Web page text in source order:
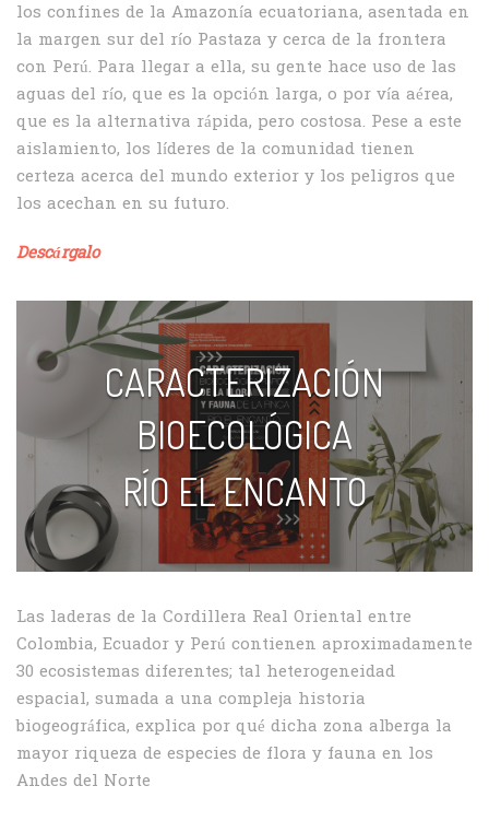
los confines de la Amazonía ecuatoriana, asentada en
la margen sur del río Pastaza y cerca de la frontera
con Perú. Para llegar a ella, su gente hace uso de las
aguas del río, que es la opción larga, o por vía aérea,
que es la alternativa rápida, pero costosa. Pese a este
aislamiento, los líderes de la comunidad tienen
certeza acerca del mundo exterior y los peligros que
los acechan en su futuro.
Descárgalo
CARACTERIZACIÓN
BIOECOLÓGICA
RÍO EL ENCANTO
Las laderas de la Cordillera Real Oriental entre
Colombia, Ecuador y Perú contienen aproximadamente
30 ecosistemas diferentes; tal heterogeneidad
espacial, sumada a una compleja historia
biogeográfica, explica por qué dicha zona alberga la
mayor riqueza de especies de flora y fauna en los
Andes del Norte